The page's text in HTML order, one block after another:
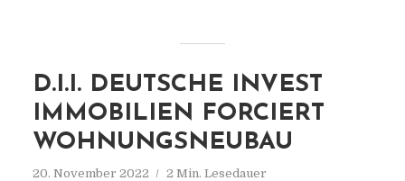
D.I.I. DEUTSCHE INVEST
IMMOBILIEN FORCIERT
WOHNUNGSNEUBAU
20. November 2022 2 Min. Lesedauer